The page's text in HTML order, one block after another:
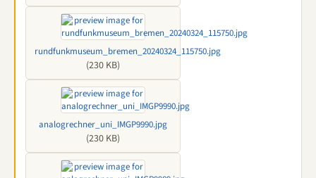
rundfunkmuseum_bremen_20240324_115750.jpg
(230 KB)
analogrechner_uni_IMGP9990.jpg
(230 KB)